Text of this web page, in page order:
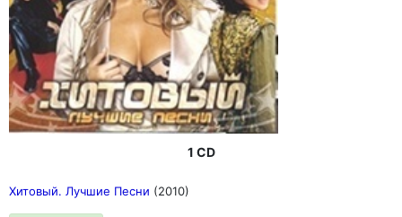
1 CD
Хитовый. Лучшие Песни (2010)